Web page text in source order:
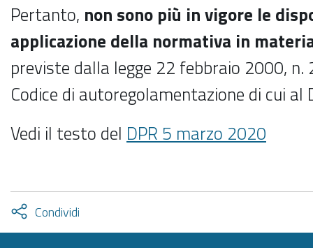
Pertanto, non sono più in vigore le
applicazione della normativa in
previste dalla legge 22 febbraio 2000, n.
Codice di autoregolamentazione di cui
Vedi il testo del DPR 5 marzo 2020
Condividi
facebook
twitter
Attiva
condividi